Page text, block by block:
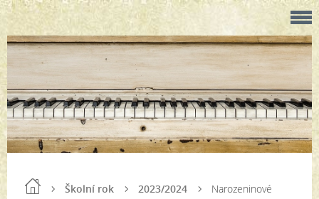
Školní rok 2023/2024
Narozeninové